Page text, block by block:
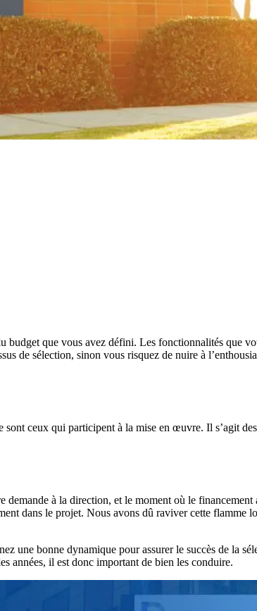
que vous avez défini. Les fonctionnalités que
de sélection, sinon vous risquez de nuire à
ceux qui participent à la mise en œuvre. Il s’agit
à la direction, et le moment où le
dans le projet. Nous avons dû raviver cette flamme
une bonne dynamique pour assurer le succès de la
années, il est donc important de bien les conduire.